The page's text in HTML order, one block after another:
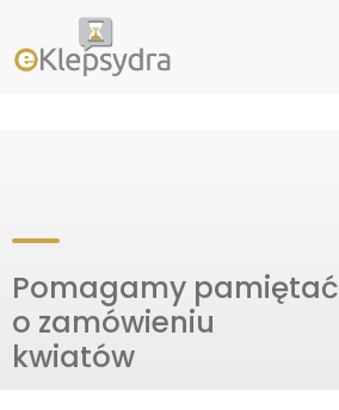
Pomagamy pamiętać
o zamówieniu
kwiatów